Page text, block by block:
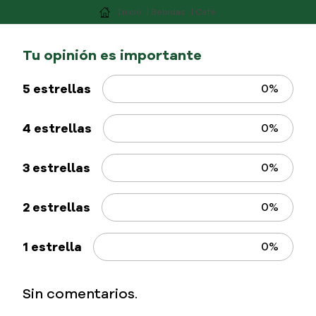
Bebidas Café
5 estrellas 0%
4 estrellas 0%
3 estrellas 0%
2 estrellas 0%
1 estrella 0%
Sin comentarios.